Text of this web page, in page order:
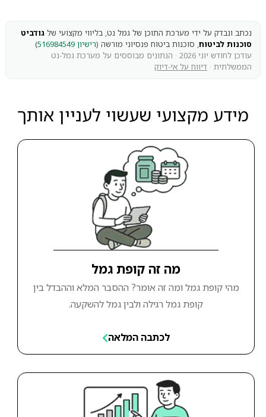
נכתב ונבדק על ידי מערכת התוכן של גמל נט, בליווי מקצועי של גודביט
סוכנות לביטוח, סוכנות ביטוח פנסיוני מורשה (רישיון 516984549
)
עודכן לחודש יוני 2026 · הנתונים מבוססים על מערכת גמל-נט
הממשלתית · דיווח על אי-דיוק
מידע מקצועי שעשוי לעניין אותך
מה זה קופת גמל
מהי קופת גמל ומה זה אומר? ההסבר המלא וההבדל בין
קופת גמל רגילה ולבין גמל להשקעה.
לכתבה המלאה